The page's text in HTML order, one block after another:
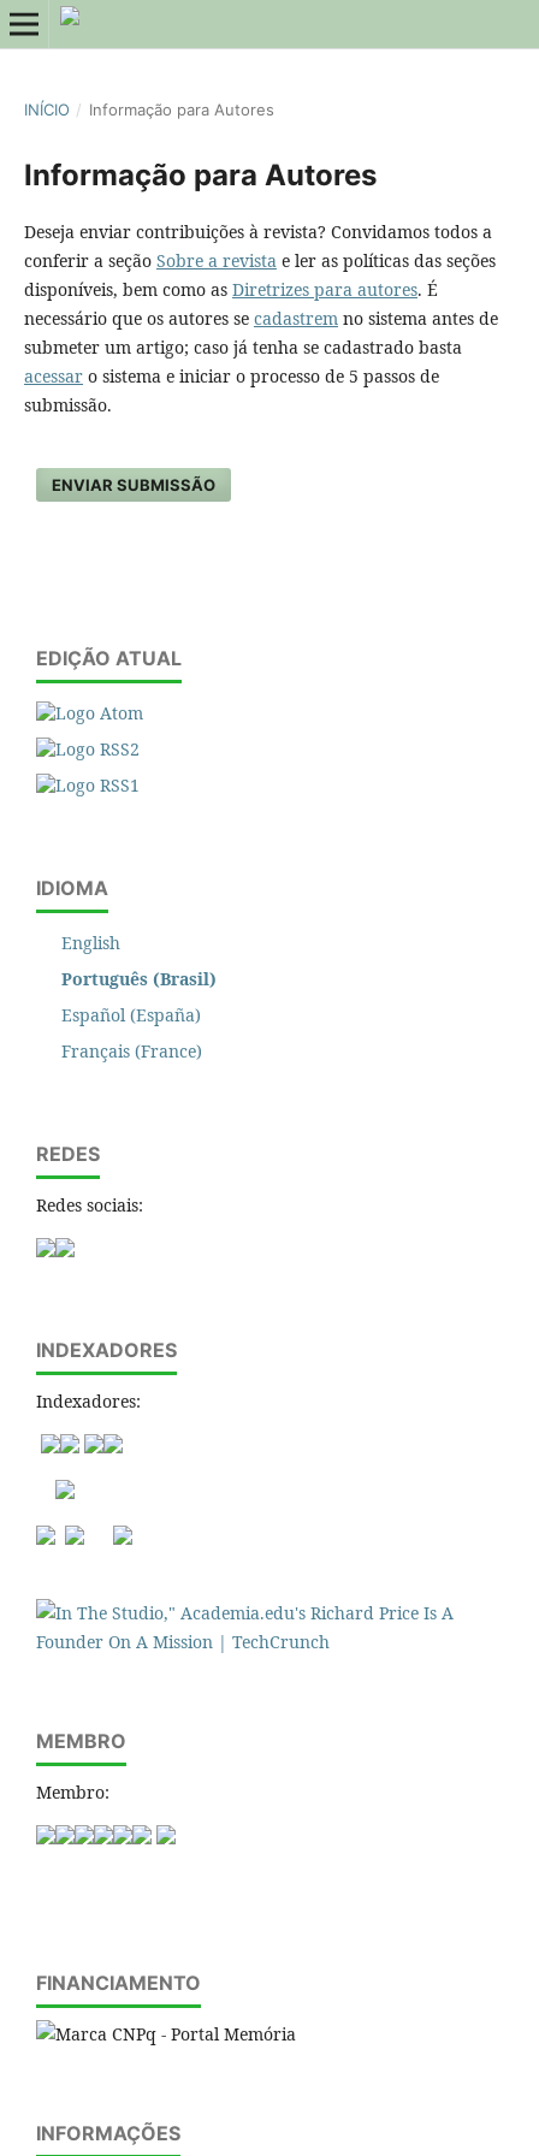
INÍCIO / Informação para Autores
Informação para Autores
Deseja enviar contribuições à revista? Convidamos todos a
conferir a seção Sobre a revistae ler as políticas das seções
disponíveis, bem como as Diretrizes para autores. É
necessário que os autores se cadastremno sistema antes de
submeter um artigo; caso já tenha se cadastrado basta
acessaro sistema e iniciar o processo de 5 passos de
submissão.
ENVIAR SUBMISSÃO
EDIÇÃO ATUAL
IDIOMA
English
Português (Brasil)
Español (España)
Français (France)
REDES
Redes sociais:
INDEXADORES
Indexadores:
MEMBRO
Membro:
FINANCIAMENTO
INFORMAÇÕES